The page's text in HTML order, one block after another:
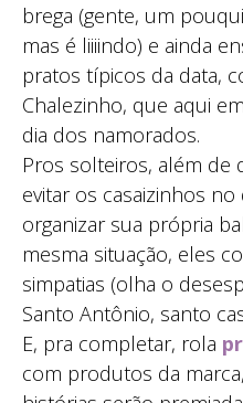
brega (gente, um
mas é liiiindo) e ainda
pratos típicos da data,
Chalezinho, que aqui
dia dos namorados.
Pros solteiros, além de
evitar os casaizinhos no
organizar sua própria
mesma situação, eles
simpatias (olha o
Santo Antônio, santo
E, pra completar, rola
com produtos da